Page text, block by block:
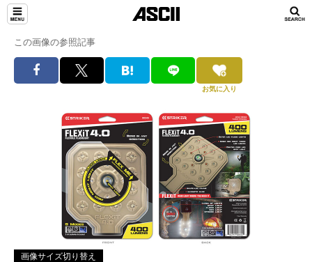
この画像の参照記事
お気に入り
画像サイズ切り替え